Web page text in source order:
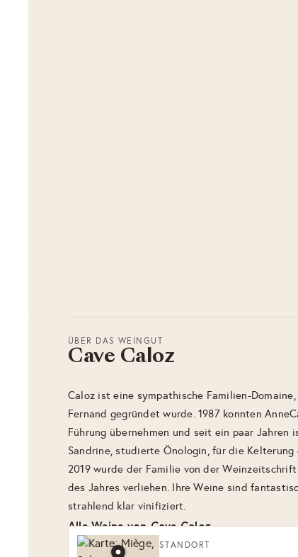
ÜBER DAS WEINGUT
Cave Caloz
Caloz ist eine sympathische Familien-
Fernand gegründet wurde. 1987 konnten
Führung übernehmen und seit ein paar Jahren
Sandrine, studierte Önologin, für die
2019 wurde der Familie von der
des Jahres verliehen. Ihre Weine sind
strahlend klar vinifiziert.
Alle Weine von Cave Caloz
STANDORT